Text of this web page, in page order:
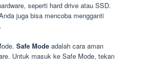
seperti hard drive atau SSD.
juga bisa mencoba mengganti
Safe Mode adalah cara aman
Untuk masuk ke Safe Mode, tekan